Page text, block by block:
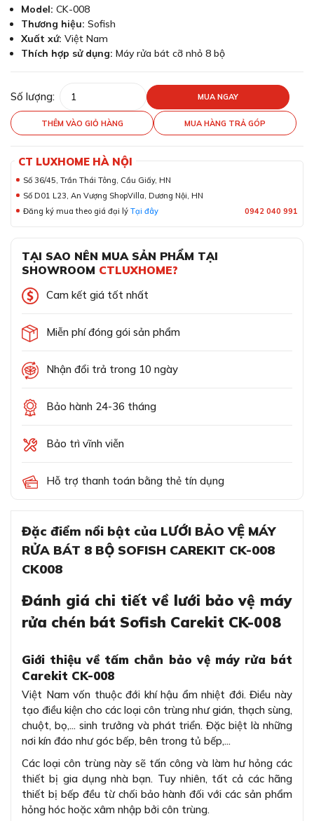
Model: CK-008
Thương hiệu: Sofish
Xuất xứ: Việt Nam
Thích hợp sử dụng: Máy rửa bát cỡ nhỏ 8 bộ
Số lượng: MUA NGAY
THÊM VÀO GIỎ HÀNG MUA HÀNG TRẢ GÓP
CT LUXHOME HÀ NỘI
Số 36/45, Trần Thái Tông, Cầu Giấy, HN
Số D01 L23, An Vượng ShopVilla, Dương Nội, HN
Đăng ký mua theo giá đại lý Tại đây 0942 040 991
TẠI SAO NÊN MUA SẢN PHẨM TẠI
SHOWROOM CTLUXHOME?
Cam kết giá tốt nhất
Miễn phí đóng gói sản phẩm
Nhận đổi trả trong 10 ngày
Bảo hành 24-36 tháng
Bảo trì vĩnh viễn
Hỗ trợ thanh toán bằng thẻ tín dụng
Đặc điểm nổi bật của LƯỚI BẢO VỆ MÁY
RỬA BÁT 8 BỘ SOFISH CAREKIT CK-008
CK008
Đánh giá chi tiết về lưới bảo vệ máy
rửa chén bát Sofish Carekit CK-008
Giới thiệu về tấm chắn bảo vệ máy rửa bát
Carekit CK-008
Việt Nam vốn thuộc đới khí hậu ẩm nhiệt đới. Điều này
tạo điều kiện cho các loại côn trùng như gián, thạch sùng,
chuột, bọ,... sinh trưởng và phát triển. Đặc biệt là những
nơi kín đáo như góc bếp, bên trong tủ bếp,...
Các loại côn trùng này sẽ tấn công và làm hư hỏng các
thiết bị gia dụng nhà bạn. Tuy nhiên, tất cả các hãng
thiết bị bếp đều từ chối bảo hành đối với các sản phẩm
hỏng hóc hoặc xâm nhập bởi côn trùng.